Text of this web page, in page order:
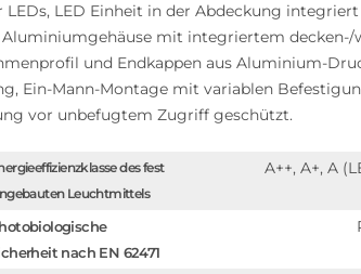
LED Einheit in der Abdeckung integriert
mit integriertem
und Endkappen aus Aluminium-
Ein-Mann-Montage mit variablen
vor unbefugtem Zugriff geschützt.
des fest
Leuchtmittels
A++, A+, A
nach EN 62471